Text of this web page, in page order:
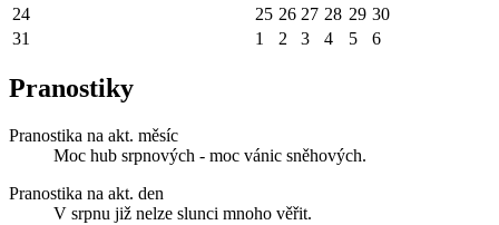
24 25 26 27 28 29 30
31
1 2 3 4 5 6
Pranostiky
Pranostika na akt. měsíc
Moc hub srpnových - moc vánic sněhových.
Pranostika na akt. den
V srpnu již nelze slunci mnoho věřit.